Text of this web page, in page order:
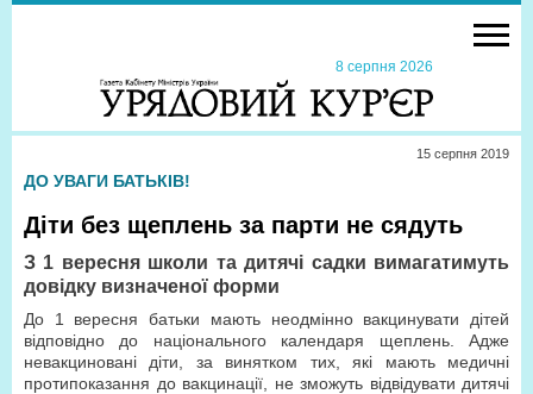
8 серпня 2026
15 серпня 2019
ДО УВАГИ БАТЬКІВ!
Діти без щеплень за парти не сядуть
З 1 вересня школи та дитячі садки вимагатимуть
довідку визначеної форми
До 1 вересня батьки мають неодмінно вакцинувати дітей
відповідно до національного календаря щеплень. Адже
невакциновані діти, за винятком тих, які мають медичні
протипоказання до вакцинації, не зможуть відвідувати дитячі